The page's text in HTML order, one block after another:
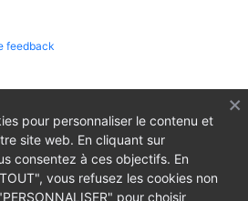
feedback
pour personnaliser le contenu et
site web. En cliquant sur
consentez à ces objectifs. En
vous refusez les cookies non
pour choisir